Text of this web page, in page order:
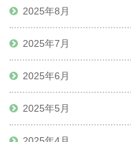
2025年8月
2025年7月
2025年6月
2025年5月